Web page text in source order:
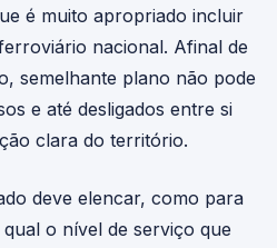
é muito apropriado incluir
nacional. Afinal de
semelhante plano não pode
e até desligados entre si
clara do território.
deve elencar, como para
o nível de serviço que